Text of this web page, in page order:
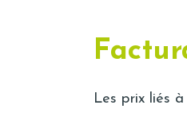
Les prix liés